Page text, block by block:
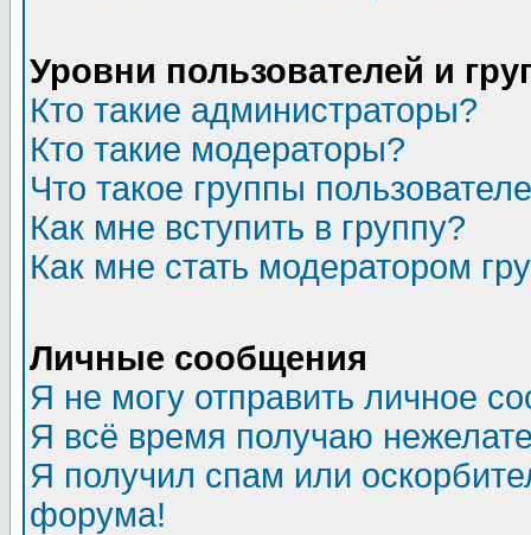
Уровни пользователей и
Кто такие администраторы?
Кто такие модераторы?
Что такое группы
Как мне вступить в группу?
Как мне стать модератором
Личные сообщения
Я не могу отправить личное
Я всё время получаю
Я получил спам или
форума!